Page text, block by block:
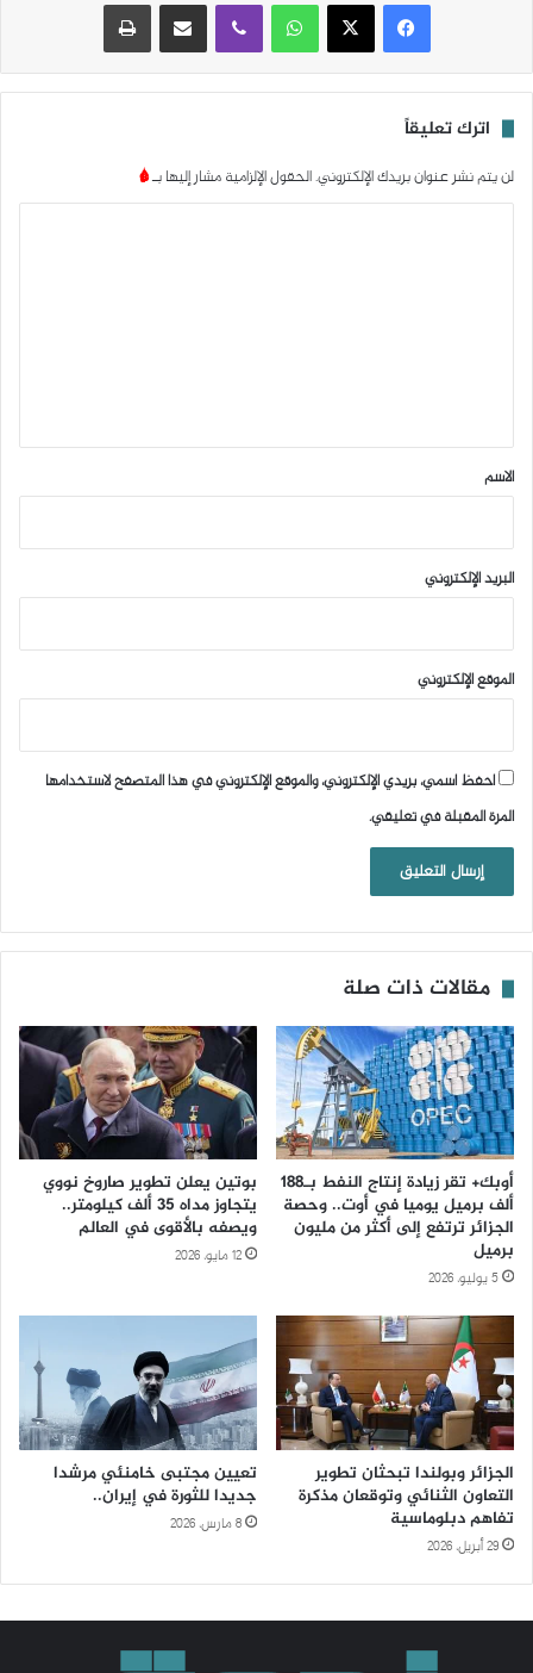
اترك تعليقاً
لن يتم نشر عنوان بريدك الإلكتروني.الحقول الإلزامية مشار إليها بـ*
*
الاسم
البريد الإلكتروني
الموقع الإلكتروني
احفظ اسمي، بريدي الإلكتروني، والموقع الإلكتروني في هذا المتصفح لاستخدامها
المرة المقبلة في تعليقي.
مقالات ذات صلة
أوبك+ تقر زيادة إنتاج النفط بـ188
ألف برميل يوميا في أوت.. وحصة
الجزائر ترتفع إلى أكثر من مليون
برميل
5 يوليو، 2026
بوتين يعلن تطوير صاروخ نووي
يتجاوز مداه 35 ألف كيلومتر..
ويصفه بالأقوى في العالم
12 مايو، 2026
الجزائر وبولندا تبحثان تطوير
التعاون الثنائي وتوقعان مذكرة
تفاهم دبلوماسية
29 أبريل، 2026
تعيين مجتبى خامنئي مرشدا
جديدا للثورة في إيران..
8 مارس، 2026